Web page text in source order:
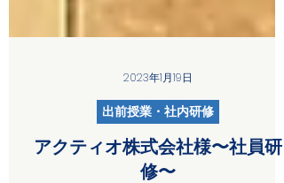
2023年1月19日
出前授業・社内研修